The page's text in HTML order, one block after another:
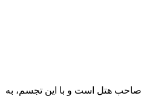
صاحب هتل است و با این تجسم، به